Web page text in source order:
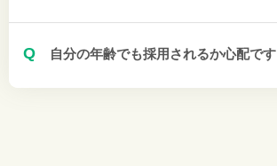
Q 自分の年齢でも採用されるか心配です